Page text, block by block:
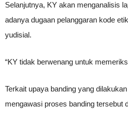
Selanjutnya, KY akan menganalisis
adanya dugaan pelanggaran kode
yudisial.
“KY tidak berwenang untuk
Terkait upaya banding yang
mengawasi proses banding tersebut